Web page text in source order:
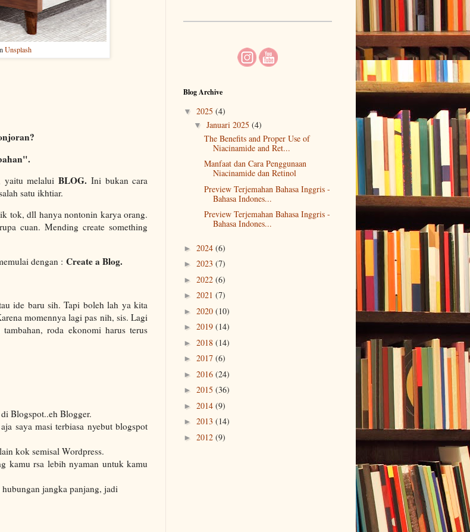
Unsplash
yaitu melalui BLOG.Ini bukan cara
satu ikhtiar.
tok, dll hanya nontonin karya orang.
cuan. Mending create something
dengan : Create a Blog.
ide baru sih. Tapi boleh lah ya kita
momennya lagi pas nih, sis. Lagi
roda ekonomi harus terus
Blogspot..eh Blogger.
saya masi terbiasa nyebut blogspot
kok semisal Wordpress.
kamu rsa lebih nyaman untuk kamu
jangka panjang, jadi
Blog Archive
▼ 2025 (4)
▼ Januari 2025 (4)
The Benefits and Proper Use of
Niacinamide and Ret...
Manfaat dan Cara Penggunaan
Niacinamide dan Retinol
Preview Terjemahan Bahasa Inggris -
Bahasa Indones...
Preview Terjemahan Bahasa Inggris -
Bahasa Indones...
► 2024 (6)
► 2023 (7)
► 2022 (6)
► 2021 (7)
► 2020 (10)
► 2019 (14)
► 2018 (14)
► 2017 (6)
► 2016 (24)
► 2015 (36)
► 2014 (9)
► 2013 (14)
► 2012 (9)